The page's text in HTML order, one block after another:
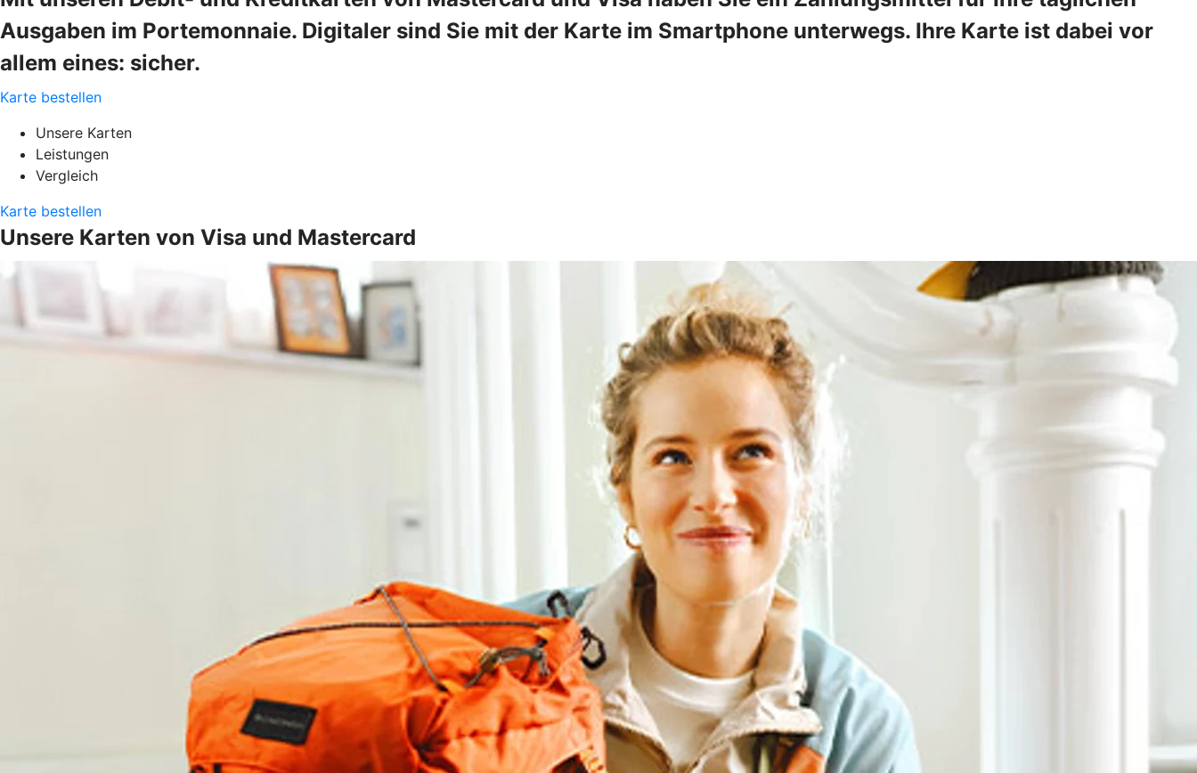
Ausgaben im Portemonnaie. Digitaler sind Sie mit der Karte im Smartphone unterwegs. Ihre Karte ist dabei vor
allem eines: sicher.
Karte bestellen
Unsere Karten
Leistungen
Vergleich
Karte bestellen
Unsere Karten von Visa und Mastercard